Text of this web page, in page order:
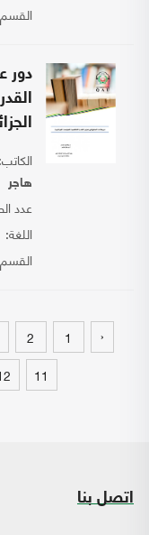
دور
الكاتب:
هاجر
عدد
‹
1
2
11
اتصل بنا